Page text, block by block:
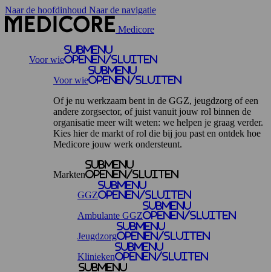
Naar de hoofdinhoud Naar de navigatie
Medicore
Voor wie
Submenu
openen/sluiten
Voor wie
Submenu
openen/sluiten
Of je nu werkzaam bent in de GGZ, jeugdzorg of een
andere zorgsector, of juist vanuit jouw rol binnen de
organisatie meer wilt weten: we helpen je graag verder.
Kies hier de markt of rol die bij jou past en ontdek hoe
Medicore jouw werk ondersteunt.
Markten
Submenu
openen/sluiten
GGZ
Submenu
openen/sluiten
Ambulante GGZ
Submenu
openen/sluiten
Jeugdzorg
Submenu
openen/sluiten
Klinieken
Submenu
openen/sluiten
Submenu